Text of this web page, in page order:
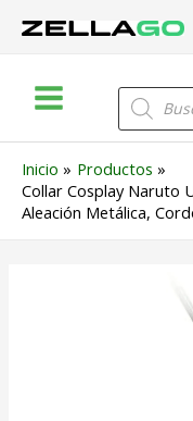
Menu
Búsqueda
de
productos
Inicio
Productos
Collar Cosplay Naruto
Aleación Metálica,